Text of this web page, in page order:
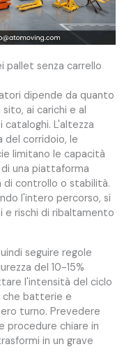
pallet senza carrello
dipende da quanto
ai carichi e al
L'altezza
del corridoio, le
limitano le capacità
una piattaforma
controllo o stabilità.
l'intero percorso, si
e rischi di ribaltamento
seguire regole
del 10-15%
l'intensità del ciclo
che batterie e
turno. Prevedere
procedure chiare in
in un grave